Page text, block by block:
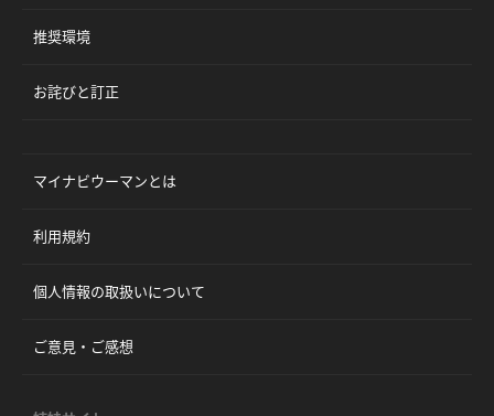
推奨環境
お詫びと訂正
マイナビウーマンとは
利用規約
個人情報の取扱いについて
ご意見・ご感想